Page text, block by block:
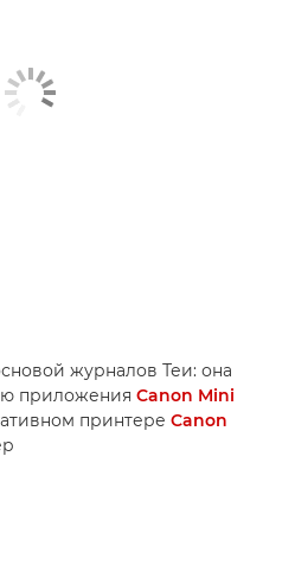
журналов Теи: она
приложения Canon Mini
принтере Canon